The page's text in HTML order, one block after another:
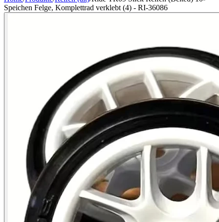
Speichen Felge, Komplettrad verklebt (4) - RI-36086